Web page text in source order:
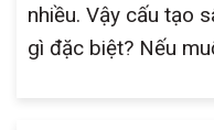
nhiều. Vậy cấu tạo
gì đặc biệt? Nếu